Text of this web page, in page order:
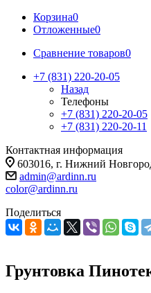
Корзина0
Отложенные0
Сравнение товаров0
+7 (831) 220-20-05
Назад
Телефоны
+7 (831) 220-20-05
+7 (831) 220-20-11
Контактная информация
603016, г. Нижний
admin@ardinn.ru
color@ardinn.ru
Поделиться
Грунтовка